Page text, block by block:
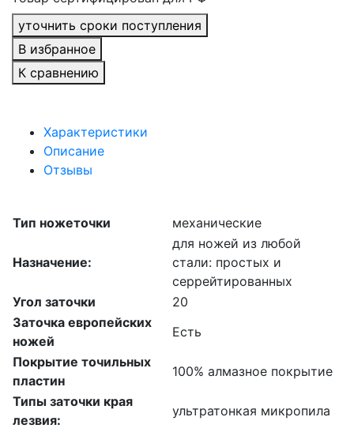
уточнить сроки поступления
В избранное
К сравнению
Характеристики
Описание
Отзывы
Тип ножеточки механические
Назначение:
для ножей из любой
стали: простых и
серрейтированных
Угол заточки
20
Заточка европейских
ножей
Есть
Покрытие точильных
пластин
100% алмазное покрытие
Типы заточки края
лезвия:
ультратонкая микропила